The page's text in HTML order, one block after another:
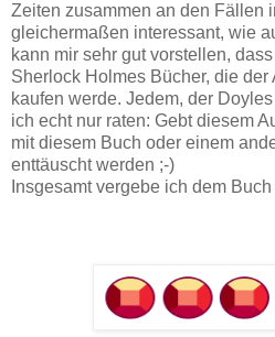
Zeiten zusammen an den Fällen
gleichermaßen interessant, wie
kann mir sehr gut vorstellen,
Sherlock Holmes Bücher, die der
kaufen werde. Jedem, der
ich echt nur raten: Gebt diesem
mit diesem Buch oder einem
enttäuscht werden ;-)
Insgesamt vergebe ich dem